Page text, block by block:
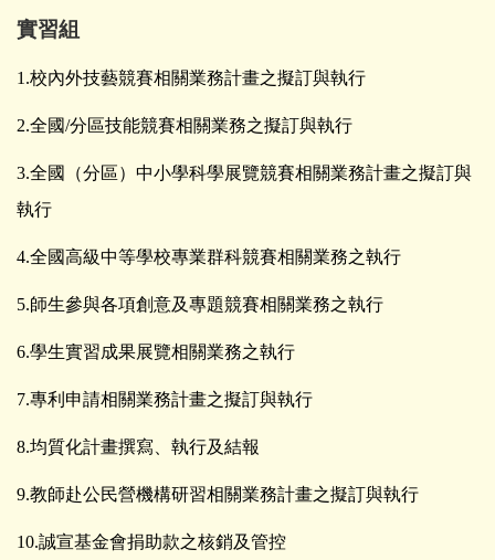
實習組
1.校內外技藝競賽相關業務計畫之擬訂與執行
2.全國/分區技能競賽相關業務之擬訂與執行
3.全國（分區）中小學科學展覽競賽相關業務計畫之擬訂與
執行
4.全國高級中等學校專業群科競賽相關業務之執行
5.師生參與各項創意及專題競賽相關業務之執行
6.學生實習成果展覽相關業務之執行
7.專利申請相關業務計畫之擬訂與執行
8.均質化計畫撰寫、執行及結報
9.教師赴公民營機構研習相關業務計畫之擬訂與執行
10.誠宣基金會捐助款之核銷及管控